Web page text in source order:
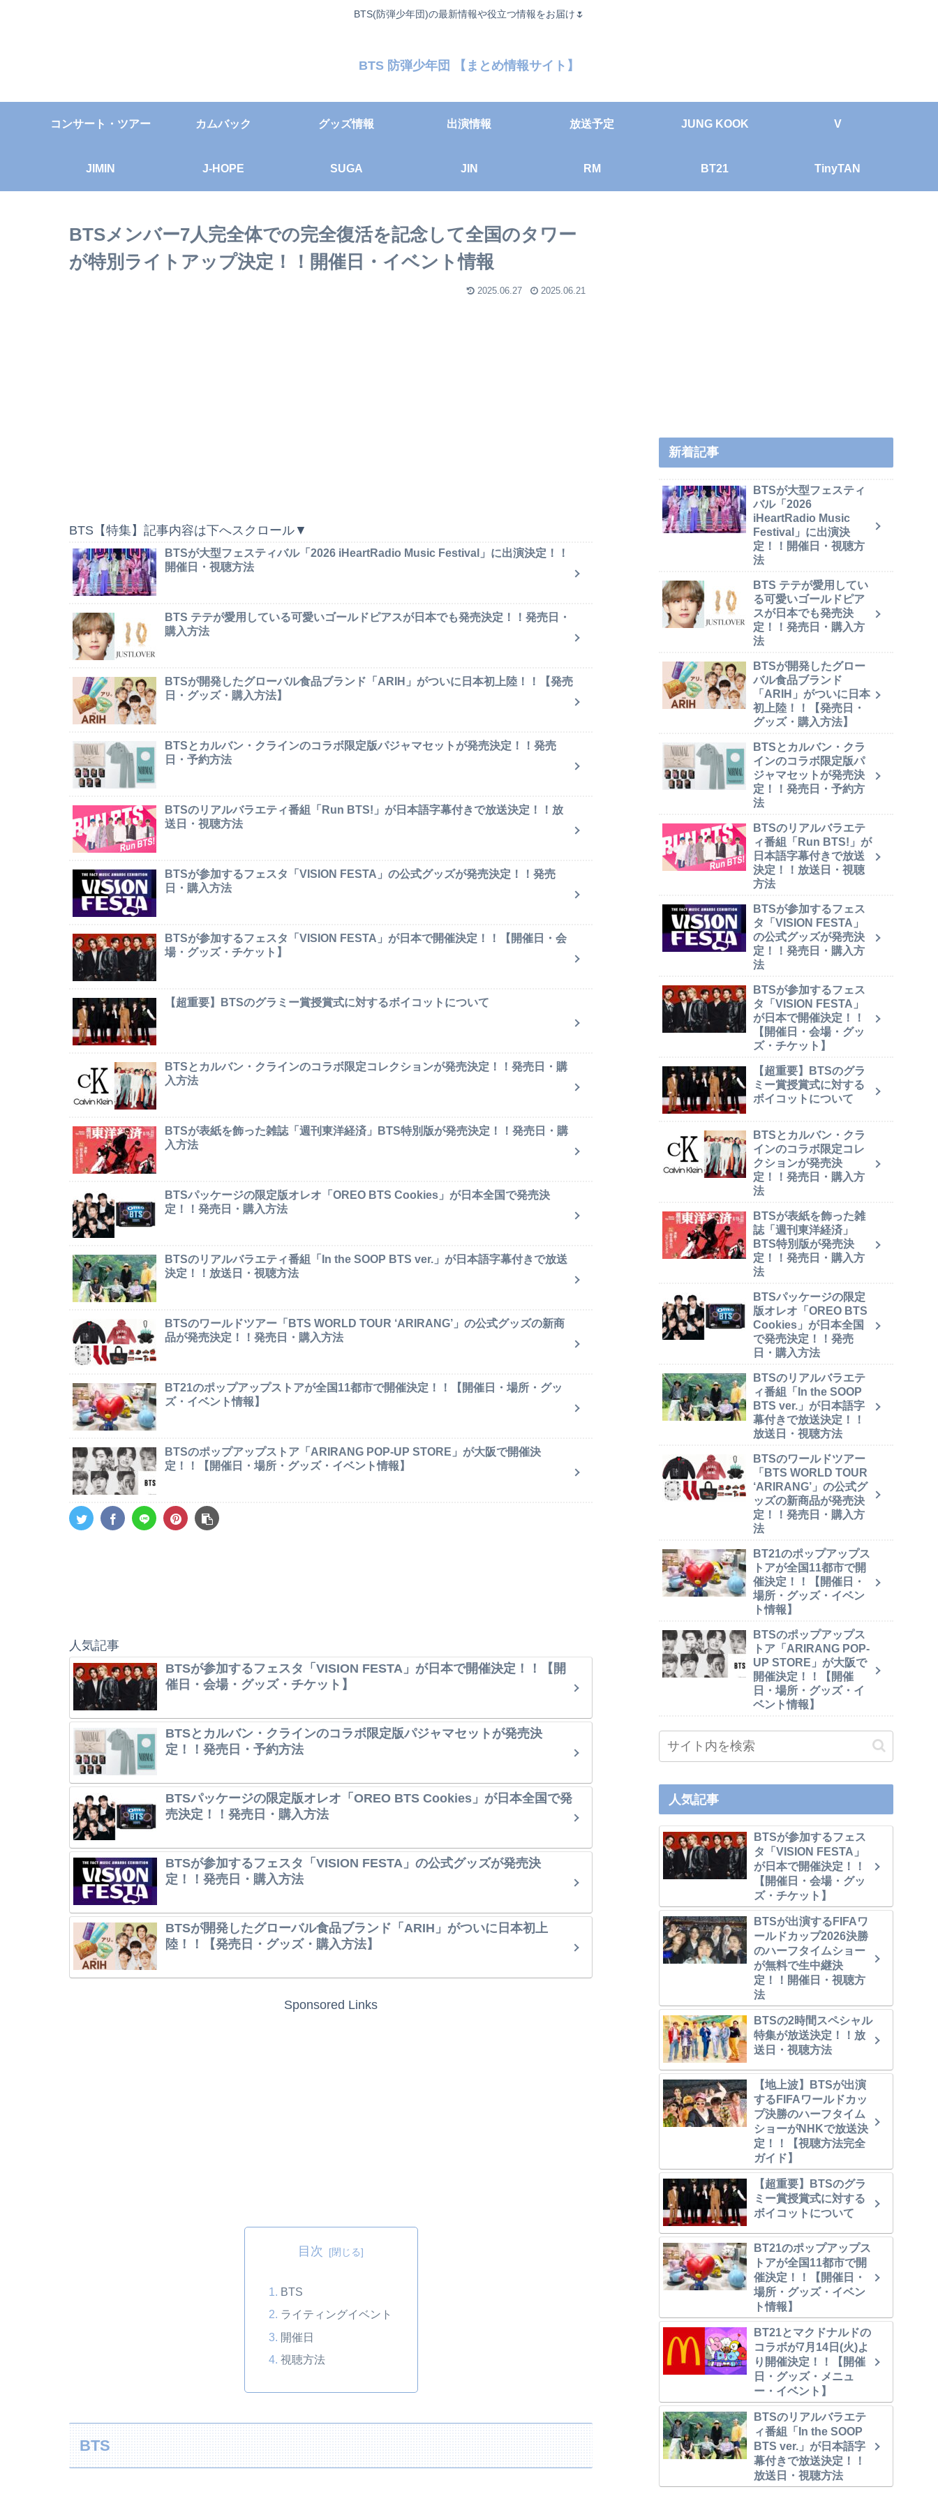
BTS(防弾少年団)の最新情報や役立つ情報をお届け🌷
BTS 防弾少年団 【まとめ情報サイト】
コンサート・ツアー カムバック グッズ情報 出演情報 放送予定 JUNG KOOK V
JIMIN J-HOPE SUGA JIN RM BT21 TinyTAN
BTSメンバー7人完全体での完全復活を記念して全国のタワー
が特別ライトアップ決定！！開催日・イベント情報
2025.06.27 2025.06.21
BTS【特集】記事内容は下へスクロール▼
BTSが大型フェスティバル「2026 iHeartRadio Music Festival」に出演決定！！
開催日・視聴方法
BTS テテが愛用している可愛いゴールドピアスが日本でも発売決定！！発売日・
購入方法
BTSが開発したグローバル食品ブランド「ARIH」がついに日本初上陸！！【発売
日・グッズ・購入方法】
BTSとカルバン・クラインのコラボ限定版パジャマセットが発売決定！！発売
日・予約方法
BTSのリアルバラエティ番組「Run BTS!」が日本語字幕付きで放送決定！！放
送日・視聴方法
BTSが参加するフェスタ「VISION FESTA」の公式グッズが発売決定！！発売
日・購入方法
BTSが参加するフェスタ「VISION FESTA」が日本で開催決定！！【開催日・会
場・グッズ・チケット】
【超重要】BTSのグラミー賞授賞式に対するボイコットについて
BTSとカルバン・クラインのコラボ限定コレクションが発売決定！！発売日・購
入方法
BTSが表紙を飾った雑誌「週刊東洋経済」BTS特別版が発売決定！！発売日・購
入方法
BTSパッケージの限定版オレオ「OREO BTS Cookies」が日本全国で発売決
定！！発売日・購入方法
BTSのリアルバラエティ番組「In the SOOP BTS ver.」が日本語字幕付きで放送
決定！！放送日・視聴方法
BTSのワールドツアー「BTS WORLD TOUR ‘ARIRANG’」の公式グッズの新商
品が発売決定！！発売日・購入方法
BT21のポップアップストアが全国11都市で開催決定！！【開催日・場所・グッ
ズ・イベント情報】
BTSのポップアップストア「ARIRANG POP-UP STORE」が大阪で開催決
定！！【開催日・場所・グッズ・イベント情報】
人気記事
BTSが参加するフェスタ「VISION FESTA」が日本で開催決定！！【開
催日・会場・グッズ・チケット】
BTSとカルバン・クラインのコラボ限定版パジャマセットが発売決
定！！発売日・予約方法
BTSパッケージの限定版オレオ「OREO BTS Cookies」が日本全国で発
売決定！！発売日・購入方法
BTSが参加するフェスタ「VISION FESTA」の公式グッズが発売決
定！！発売日・購入方法
BTSが開発したグローバル食品ブランド「ARIH」がついに日本初上
陸！！【発売日・グッズ・購入方法】
Sponsored Links
目次
BTS
ライティングイベント
開催日
視聴方法
BTS
新着記事
BTSが大型フェスティ
バル「2026
iHeartRadio Music
Festival」に出演決
定！！開催日・視聴方
法
BTS テテが愛用してい
る可愛いゴールドピア
スが日本でも発売決
定！！発売日・購入方
法
BTSが開発したグロー
バル食品ブランド
「ARIH」がついに日本
初上陸！！【発売日・
グッズ・購入方法】
BTSとカルバン・クラ
インのコラボ限定版パ
ジャマセットが発売決
定！！発売日・予約方
法
BTSのリアルバラエテ
ィ番組「Run BTS!」が
日本語字幕付きで放送
決定！！放送日・視聴
方法
BTSが参加するフェス
タ「VISION FESTA」
の公式グッズが発売決
定！！発売日・購入方
法
BTSが参加するフェス
タ「VISION FESTA」
が日本で開催決定！！
【開催日・会場・グッ
ズ・チケット】
【超重要】BTSのグラ
ミー賞授賞式に対する
ボイコットについて
BTSとカルバン・クラ
インのコラボ限定コレ
クションが発売決
定！！発売日・購入方
法
BTSが表紙を飾った雑
誌「週刊東洋経済」
BTS特別版が発売決
定！！発売日・購入方
法
BTSパッケージの限定
版オレオ「OREO BTS
Cookies」が日本全国
で発売決定！！発売
日・購入方法
BTSのリアルバラエテ
ィ番組「In the SOOP
BTS ver.」が日本語字
幕付きで放送決定！！
放送日・視聴方法
BTSのワールドツアー
「BTS WORLD TOUR
‘ARIRANG’」の公式グ
ッズの新商品が発売決
定！！発売日・購入方
法
BT21のポップアップス
トアが全国11都市で開
催決定！！【開催日・
場所・グッズ・イベン
ト情報】
BTSのポップアップス
トア「ARIRANG POP-
UP STORE」が大阪で
開催決定！！【開催
日・場所・グッズ・イ
ベント情報】
人気記事
BTSが参加するフェス
タ「VISION FESTA」
が日本で開催決定！！
【開催日・会場・グッ
ズ・チケット】
BTSが出演するFIFAワ
ールドカップ2026決勝
のハーフタイムショー
が無料で生中継決
定！！開催日・視聴方
法
BTSの2時間スペシャル
特集が放送決定！！放
送日・視聴方法
【地上波】BTSが出演
するFIFAワールドカッ
プ決勝のハーフタイム
ショーがNHKで放送決
定！！【視聴方法完全
ガイド】
【超重要】BTSのグラ
ミー賞授賞式に対する
ボイコットについて
BT21のポップアップス
トアが全国11都市で開
催決定！！【開催日・
場所・グッズ・イベン
ト情報】
BT21とマクドナルドの
コラボが7月14日(火)よ
り開催決定！！【開催
日・グッズ・メニュ
ー・イベント】
BTSのリアルバラエテ
ィ番組「In the SOOP
BTS ver.」が日本語字
幕付きで放送決定！！
放送日・視聴方法